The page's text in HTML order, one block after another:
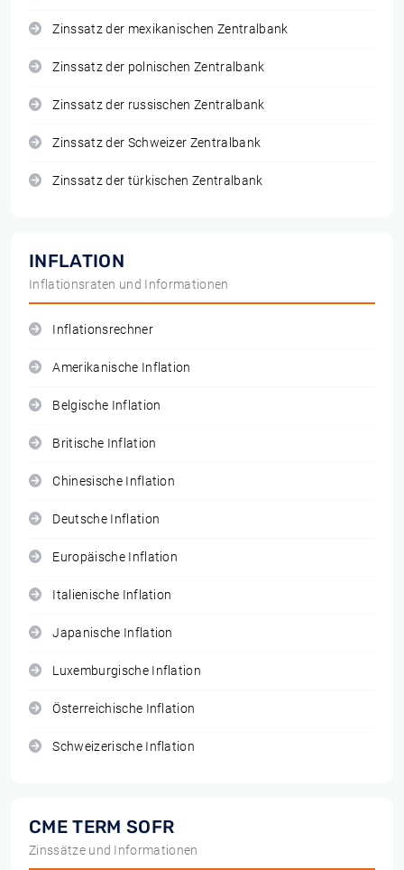
Zinssatz der mexikanischen Zentralbank
Zinssatz der polnischen Zentralbank
Zinssatz der russischen Zentralbank
Zinssatz der Schweizer Zentralbank
Zinssatz der türkischen Zentralbank
INFLATION
Inflationsraten und Informationen
Inflationsrechner
Amerikanische Inflation
Belgische Inflation
Britische Inflation
Chinesische Inflation
Deutsche Inflation
Europäische Inflation
Italienische Inflation
Japanische Inflation
Luxemburgische Inflation
Österreichische Inflation
Schweizerische Inflation
CME TERM SOFR
Zinssätze und Informationen